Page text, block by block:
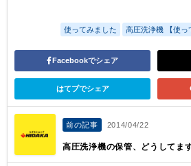
使ってみました 高圧洗浄機 【使っ
Facebookでシェア
はてブでシェア
前の記事 2014/04/22
高圧洗浄機の保管、どうしてま